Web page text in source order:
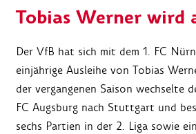
Tobias Werner wird
Der VfB hat sich mit dem 1. FC
einjährige Ausleihe von Tobias
der vergangenen Saison wechselte
FC Augsburg nach Stuttgart und
sechs Partien in der 2. Liga sowie